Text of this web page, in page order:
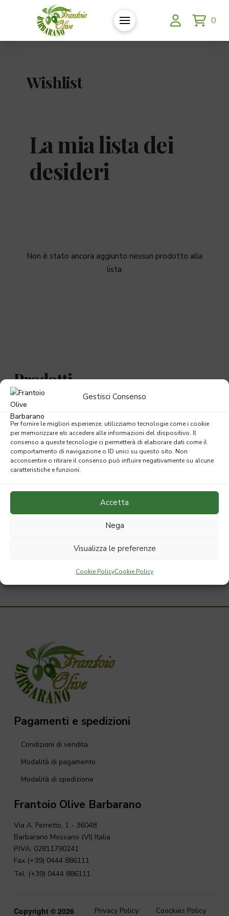
Gestisci Consenso
Per fornire le migliori esperienze, utilizziamo tecnologie come i cookie
per memorizzare e/o accedere alle informazioni del dispositivo. Il
consenso a queste tecnologie ci permetterà di elaborare dati come il
comportamento di navigazione o ID unici su questo sito. Non
acconsentire o ritirare il consenso può influire negativamente su alcune
caratteristiche e funzioni.
Accetta
Nega
Visualizza le preferenze
Cookie PolicyCookie Policy
0
Wishlist
La mia lista dei
desideri
Non è stato ancora aggiunto nessun prodotto alla
lista
Prodotti
Tutti i prodotti
Aceto
Confezioni
Olio Extravergine di Oliva
Pagamenti e spedizioni
Condizioni di vendita
Modalità di pagamento
Modalità di spedizione
Frantoio Olive Barbarano
Via A. Ferretto, 1 - 36048
Barbarano Mossano (VI) Italia
P.IVA: 02811790241
Fax (+39) 0444 886111
Tel. (+39) 0444 886111
Copyright © 2026 Privacy Policy Coockies Policy